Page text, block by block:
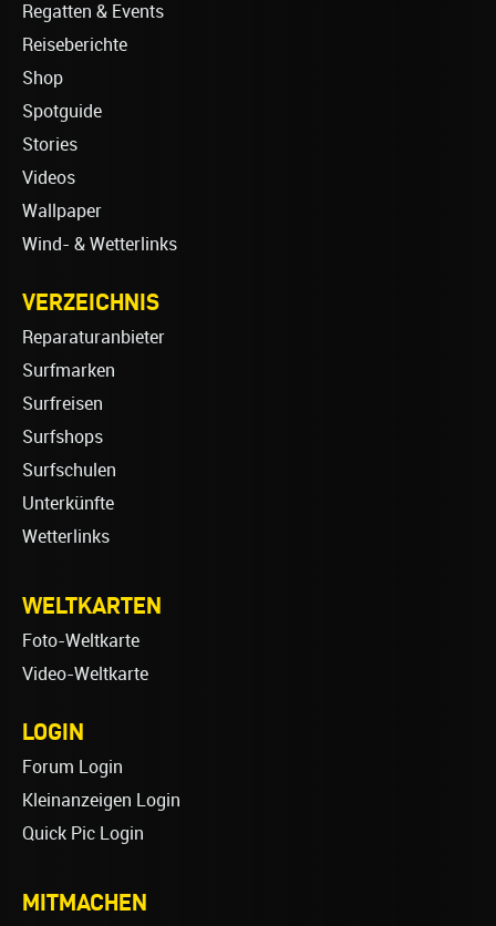
Regatten & Events
Reiseberichte
Shop
Spotguide
Stories
Videos
Wallpaper
Wind- & Wetterlinks
VERZEICHNIS
Reparaturanbieter
Surfmarken
Surfreisen
Surfshops
Surfschulen
Unterkünfte
Wetterlinks
WELTKARTEN
Foto-Weltkarte
Video-Weltkarte
LOGIN
Forum Login
Kleinanzeigen Login
Quick Pic Login
MITMACHEN